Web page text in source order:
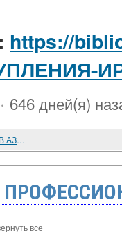
https://
· 646 дней(я)
5000 ЛЕТ СЕМИТО-ХАМИТСКИХ ЯЗЫКОВ АЗИИ И АФРИКИ
все